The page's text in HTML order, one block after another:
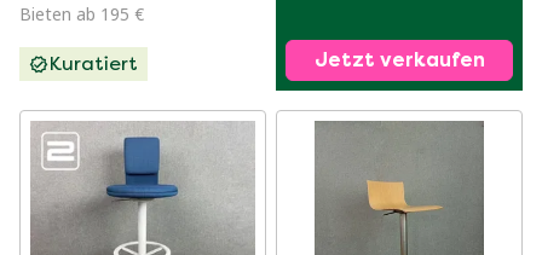
Bieten ab 195 €
Kuratiert Jetzt verkaufen